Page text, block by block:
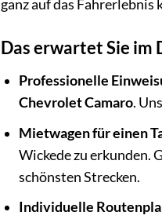
ganz auf das Fahrerlebnis
Das erwartet Sie im
Professionelle
Chevrolet Camaro.
Mietwagen für einen
Wickede zu erkunden.
schönsten Strecken.
Individuelle